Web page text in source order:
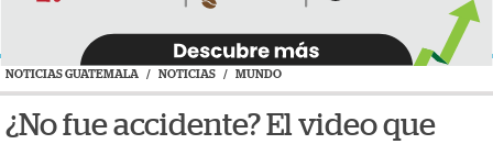
NOTICIAS GUATEMALA / NOTICIAS / MUNDO
¿No fue accidente? El video que